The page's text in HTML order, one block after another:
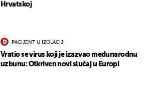
Hrvatskoj
PACIJENT U IZOLACIJI
Vratio se virus koji je izazvao međunarodnu
uzbunu: Otkriven novi slučaj u Europi